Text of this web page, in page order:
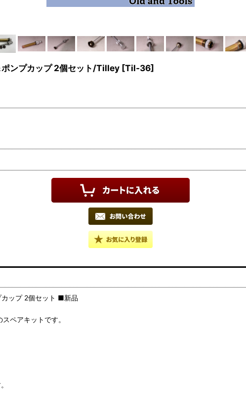
ンプカップ 2個セット/Tilley [Til-36]
ップ 2個セット ■新品
ペアキットです。